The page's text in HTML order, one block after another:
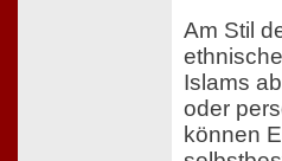
Am Stil
Islams
oder
können